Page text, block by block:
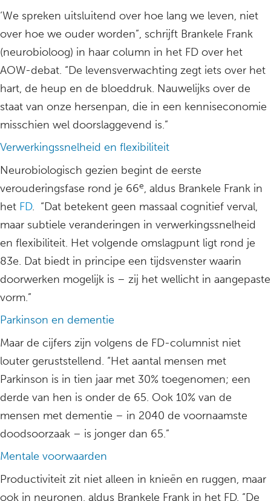
‘We spreken uitsluitend over hoe lang we leven, niet
over hoe we ouder worden”, schrijft Brankele Frank
(neurobioloog) in haar column in het FD over het
AOW-debat. “De levensverwachting zegt iets over het
hart, de heup en de bloeddruk. Nauwelijks over de
staat van onze hersenpan, die in een kenniseconomie
misschien wel doorslaggevend is.”
Verwerkingssnelheid en flexibiliteit
Neurobiologisch gezien begint de eerste
verouderingsfase rond je 66e, aldus Brankele Frank in
het FD. “Dat betekent geen massaal cognitief verval,
maar subtiele veranderingen in verwerkingssnelheid
en flexibiliteit. Het volgende omslagpunt ligt rond je
83e. Dat biedt in principe een tijdsvenster waarin
doorwerken mogelijk is – zij het wellicht in aangepaste
vorm.”
Parkinson en dementie
Maar de cijfers zijn volgens de FD-columnist niet
louter geruststellend. “Het aantal mensen met
Parkinson is in tien jaar met 30% toegenomen; een
derde van hen is onder de 65. Ook 10% van de
mensen met dementie – in 2040 de voornaamste
doodsoorzaak – is jonger dan 65.”
Mentale voorwaarden
Productiviteit zit niet alleen in knieën en ruggen, maar
ook in neuronen, aldus Brankele Frank in het FD. “De